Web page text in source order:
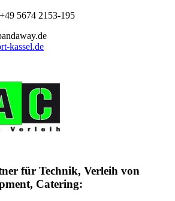
5674 2153-195
kassel.de
für Technik, Verleih von
Catering: